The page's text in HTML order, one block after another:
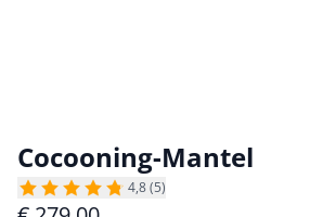
Cocooning-Mantel
4,8 (5)